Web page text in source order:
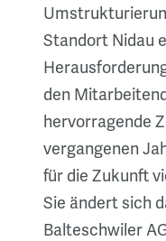
Standort Nidau
den
hervorragende
vergangenen
für die Zukunft
Sie ändert sich
Balteschwiler